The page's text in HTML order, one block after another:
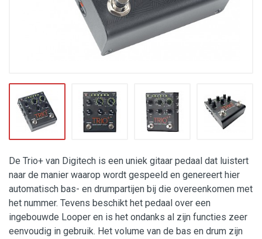
De Trio+ van Digitech is een uniek gitaar pedaal dat luistert
naar de manier waarop wordt gespeeld en genereert hier
automatisch bas- en drumpartijen bij die overeenkomen met
het nummer. Tevens beschikt het pedaal over een
ingebouwde Looper en is het ondanks al zijn functies zeer
eenvoudig in gebruik. Het volume van de bas en drum zijn